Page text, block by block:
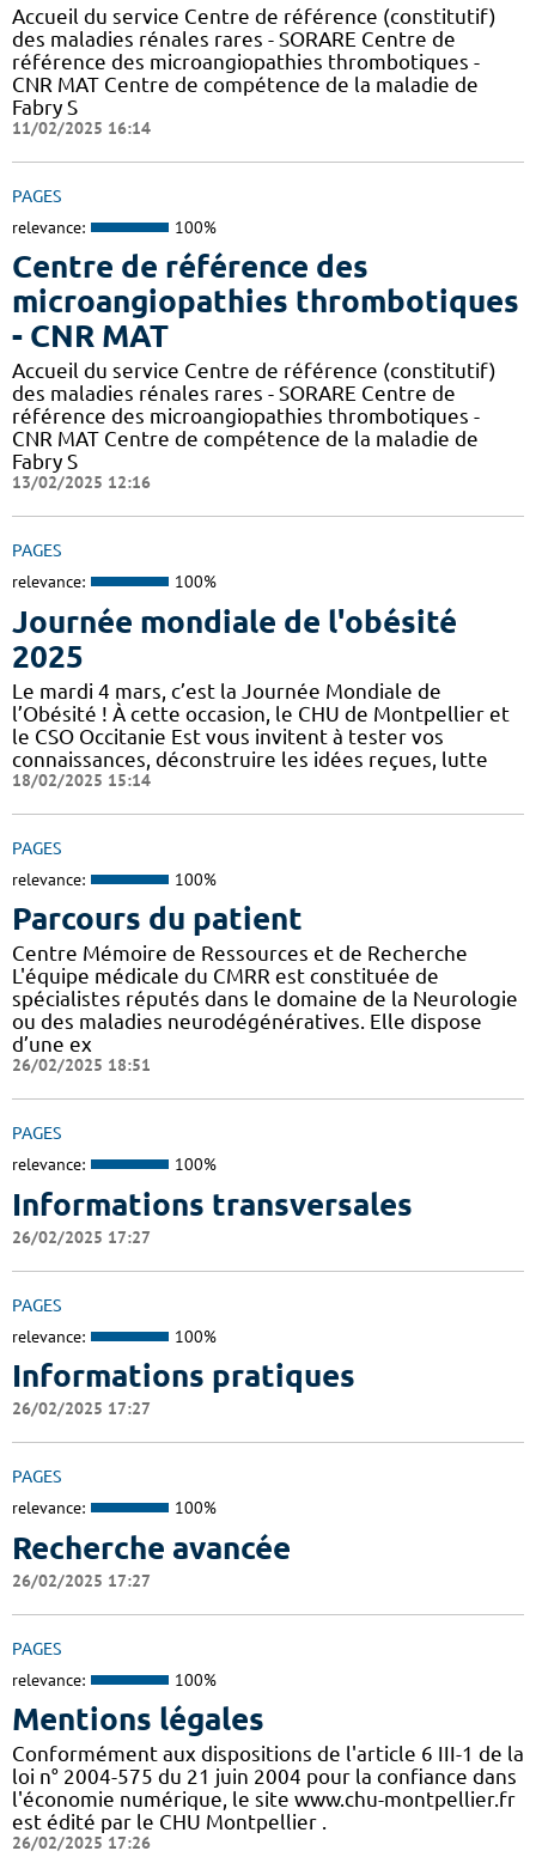
Accueil du service Centre de référence (constitutif)
des maladies rénales rares - SORARE Centre de
référence des microangiopathies thrombotiques -
CNR MAT Centre de compétence de la maladie de
Fabry S
11/02/2025 16:14
PAGES
relevance: 100%
Centre de référence des
microangiopathies thrombotiques
- CNR MAT
Accueil du service Centre de référence (constitutif)
des maladies rénales rares - SORARE Centre de
référence des microangiopathies thrombotiques -
CNR MAT Centre de compétence de la maladie de
Fabry S
13/02/2025 12:16
PAGES
relevance: 100%
Journée mondiale de l'obésité
2025
Le mardi 4 mars, c’est la Journée Mondiale de
l’Obésité ! À cette occasion, le CHU de Montpellier et
le CSO Occitanie Est vous invitent à tester vos
connaissances, déconstruire les idées reçues, lutte
18/02/2025 15:14
PAGES
relevance: 100%
Parcours du patient
Centre Mémoire de Ressources et de Recherche
L'équipe médicale du CMRR est constituée de
spécialistes réputés dans le domaine de la Neurologie
ou des maladies neurodégénératives. Elle dispose
d’une ex
26/02/2025 18:51
PAGES
relevance: 100%
Informations transversales
26/02/2025 17:27
PAGES
relevance: 100%
Informations pratiques
26/02/2025 17:27
PAGES
relevance: 100%
Recherche avancée
26/02/2025 17:27
PAGES
relevance: 100%
Mentions légales
Conformément aux dispositions de l'article 6 III-1 de la
loi n° 2004-575 du 21 juin 2004 pour la confiance dans
l'économie numérique, le site www.chu-montpellier.fr
est édité par le CHU Montpellier .
26/02/2025 17:26